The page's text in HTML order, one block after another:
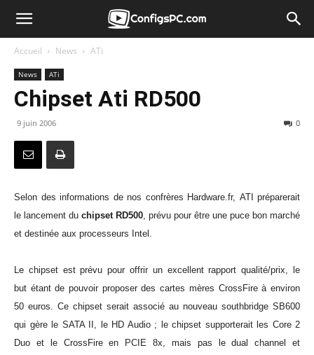
Accueil News ATi
News ATi
Chipset Ati RD500
9 juin 2006 0
Selon des informations de nos confrères Hardware.fr, ATI préparerait
le lancement du chipset RD500, prévu pour être une puce bon marché
et destinée aux processeurs Intel.
Le chipset est prévu pour offrir un excellent rapport qualité/prix, le
but étant de pouvoir proposer des cartes mères CrossFire à environ
50 euros. Ce chipset serait associé au nouveau southbridge SB600
qui gère le SATA II, le HD Audio ; le chipset supporterait les Core 2
Duo et le CrossFire en PCIE 8x, mais pas le dual channel et